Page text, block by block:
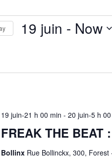
19 juin - Now
FREAK THE
19 juin-21 h 00 min -20 juin-5 h
Bollinx Rue Bollinckx, 300, Forest